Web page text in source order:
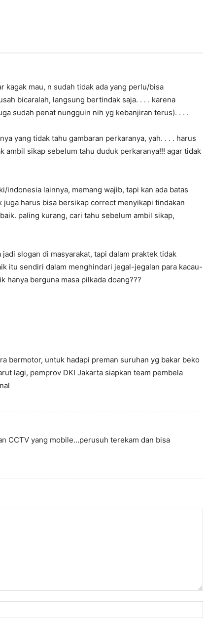
kagak mau, n sudah tidak ada yang perlu/bisa
bicaralah, langsung bertindak saja. . . . karena
sudah penat nungguin nih yg kebanjiran terus). . . .
yang tidak tahu gambaran perkaranya, yah. . . . harus
ambil sikap sebelum tahu duduk perkaranya!!! agar tidak
indonesia lainnya, memang wajib, tapi kan ada batas
juga harus bisa bersikap correct menyikapi tindakan
paling kurang, cari tahu sebelum ambil sikap,
slogan di masyarakat, tapi dalam praktek tidak
itu sendiri dalam menghindari jegal-jegalan para kacau-
hanya berguna masa pilkada doang???
bermotor, untuk hadapi preman suruhan yg bakar beko
lagi, pemprov DKI Jakarta siapkan team pembela
CCTV yang mobile…perusuh terekam dan bisa